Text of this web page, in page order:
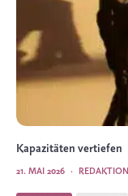
Kapazitäten vertiefen
REDAKTION
·
21. MAI 2026